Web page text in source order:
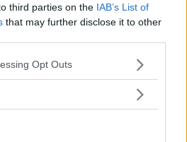
third parties on the IAB’s List of
that may further disclose it to other
app uses one or more Google
usage behaviour. You may click to
purposes in below Google
Opt Outs
In Hybrid Advance 339 900 kr
In Hybrid Advance Plus 357 800